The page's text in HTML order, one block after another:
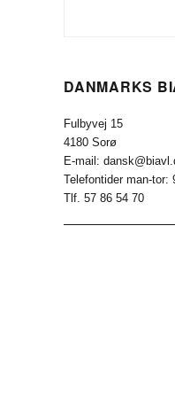
DANMARKS
Fulbyvej 15
4180 Sorø
E-mail:
Telefontider man-tor:
Tlf. 57 86 54 70